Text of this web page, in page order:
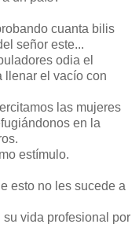
cuanta bilis
señor este...
odia el
llenar el vacío con
las mujeres
en la
estímulo.
esto no les sucede a
vida profesional por